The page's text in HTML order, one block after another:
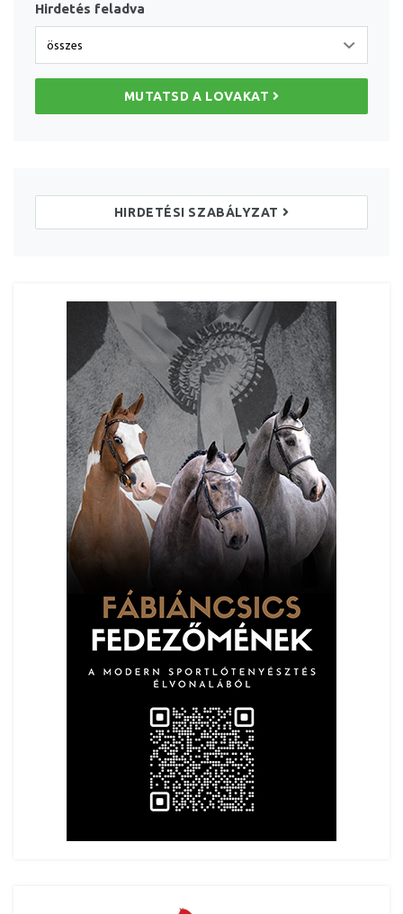
Hirdetés feladva
MUTATSD A LOVAKAT
HIRDETÉSI SZABÁLYZAT